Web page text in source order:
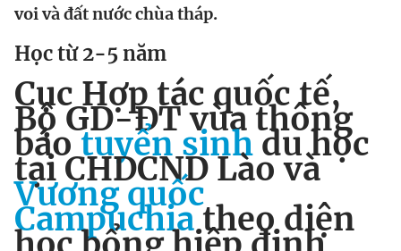
Video Magazine
Sản phẩm khác
Tiện ích Bạn cần biết
Thông tin tòa soạn Liên hệ quảng cáo
voi và đất nước chùa tháp.
Học từ 2-5 năm
Cục Hợp tác quốc tế,
Bộ GD-ĐT vừa thông
báotuyển sinhdu học
tại CHDCND Lào và
Vương quốc
Campuchiatheo diện